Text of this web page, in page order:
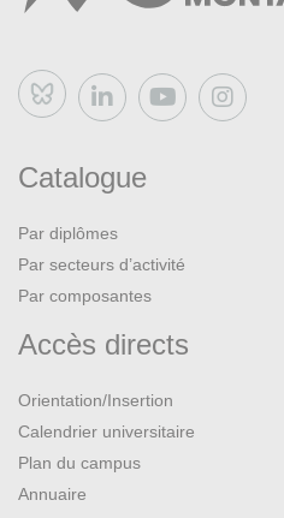
Bluesky
Catalogue
Par diplômes
Par secteurs d’activité
Par composantes
Accès directs
Orientation/Insertion
Calendrier universitaire
Plan du campus
Annuaire